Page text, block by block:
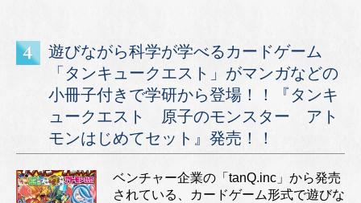
遊びながら科学が学べるカードゲーム
「タンキュークエスト」がマンガなどの
小冊子付きで学研から登場！！『タンキ
ュークエスト 原子のモンスター アト
モンはじめてセット』発売！！
ベンチャー企業の「tanQ.inc」から発売
されている、カードゲーム形式で遊びな